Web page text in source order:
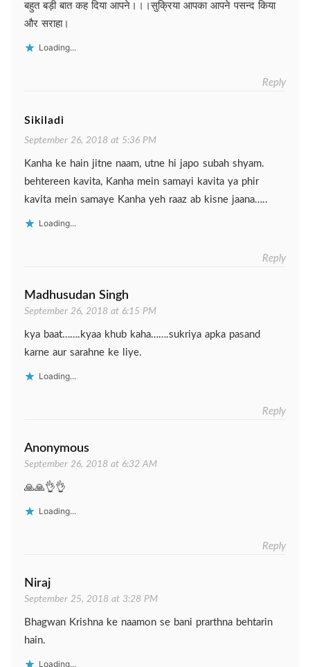
बहुत बड़ी बात कह दिया आपने।।।सुक्रिया आपका आपने पसन्द किया
और सराहा।
Loading...
Reply
Sikiladi
September 26, 2018 at 5:36 PM
Kanha ke hain jitne naam, utne hi japo subah shyam.
behtereen kavita, Kanha mein samayi kavita ya phir
kavita mein samaye Kanha yeh raaz ab kisne jaana…..
Loading...
Reply
Madhusudan Singh
September 26, 2018 at 6:15 PM
kya baat…….kyaa khub kaha…….sukriya apka pasand
karne aur sarahne ke liye.
Loading...
Reply
Anonymous
September 26, 2018 at 6:32 AM
🙏🙏👌👌
Loading...
Reply
Niraj
September 25, 2018 at 3:28 PM
Bhagwan Krishna ke naamon se bani prarthna behtarin
hain.
Loading...